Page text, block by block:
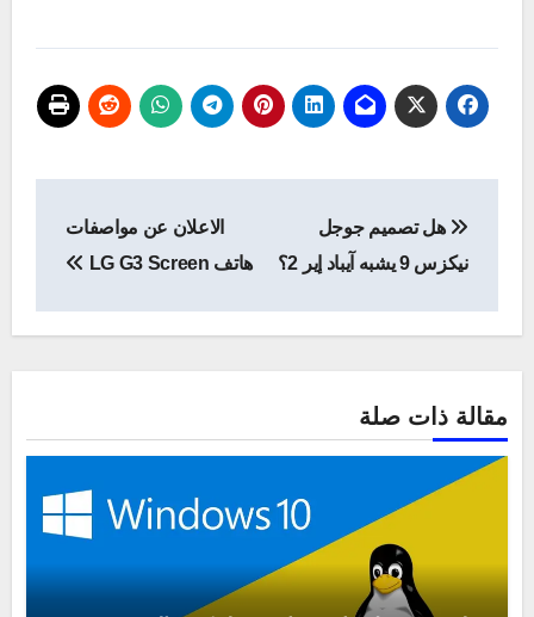
المقالات
هل تصميم جوجل
نيكزس 9 يشبه آيباد إير 2؟
الاعلان عن مواصفات
هاتف LG G3 Screen
مقالة ذات صلة